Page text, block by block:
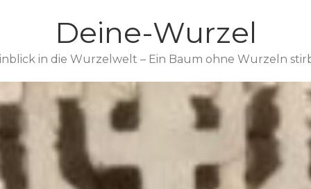
Deine-Wurzel
in die Wurzelwelt – Ein Baum ohne Wurzeln